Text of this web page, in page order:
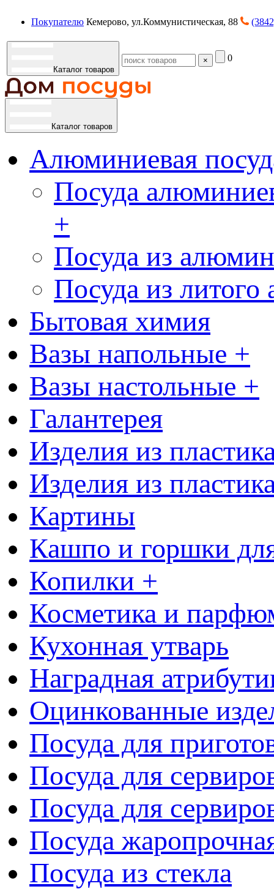
Покупателю Кемерово, ул.Коммунистическая, 88
Каталог товаров
× 0
Каталог товаров
Алюминиевая
Посуда
+
Посуда из
Посуда из
Бытовая химия
Вазы напольные +
Вазы настольные +
Галантерея
Изделия из
Изделия из
Картины
Кашпо и горшки
Копилки +
Косметика и
Кухонная утварь
Наградная
Оцинкованные
Посуда для
Посуда для
Посуда для
Посуда
Посуда из стекла